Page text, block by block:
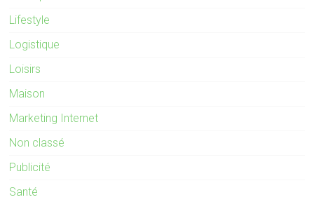
Lifestyle
Logistique
Loisirs
Maison
Marketing Internet
Non classé
Publicité
Santé